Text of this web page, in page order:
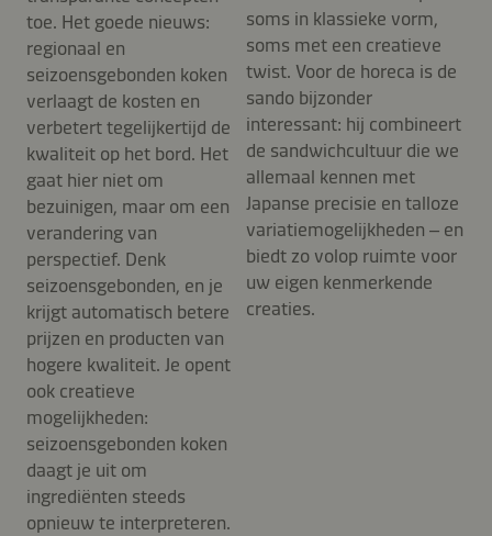
toe. Het goede nieuws:
regionaal en
seizoensgebonden koken
verlaagt de kosten en
verbetert tegelijkertijd de
kwaliteit op het bord. Het
gaat hier niet om
bezuinigen, maar om een
verandering van
perspectief. Denk
seizoensgebonden, en je
krijgt automatisch betere
prijzen en producten van
hogere kwaliteit. Je opent
ook creatieve
mogelijkheden:
seizoensgebonden koken
daagt je uit om
ingrediënten steeds
opnieuw te interpreteren.
soms in klassieke vorm,
soms met een creatieve
twist. Voor de horeca is de
sando bijzonder
interessant: hij combineert
de sandwichcultuur die we
allemaal kennen met
Japanse precisie en talloze
variatiemogelijkheden – en
biedt zo volop ruimte voor
uw eigen kenmerkende
creaties.